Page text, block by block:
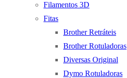
Filamentos 3D
Fitas
Brother Retráteis
Brother Rotuladoras
Diversas Original
Dymo Rotuladoras